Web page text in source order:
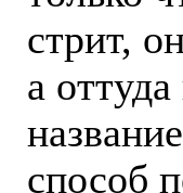
стрит,
а
способ